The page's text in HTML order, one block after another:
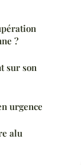
?
sur son
urgence
alu